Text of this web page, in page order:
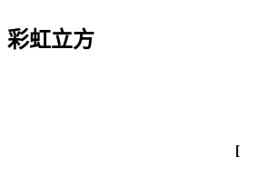
彩虹立方
[